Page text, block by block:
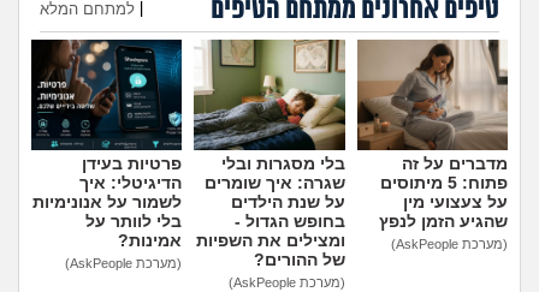
טיפים אחרונים ממתחם הטיפים למתחם המלא
הוספת טיפ
מדברים על זה
פתוח: 5 מיתוסים
על צעצועי מין
שהגיע הזמן לנפץ
(מערכת AskPeople)
בלי מסגרות ובלי
שגרה: איך שומרים
על שנת הילדים
בחופש הגדול -
ומצילים את השפיות
של ההורים?
(מערכת AskPeople)
פרטיות בעידן
הדיגיטלי: איך
לשמור על אנונימיות
בלי לוותר על
אמינות?
(מערכת AskPeople)